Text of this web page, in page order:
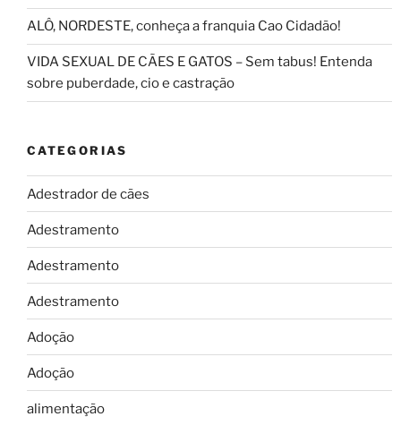
ALÔ, NORDESTE, conheça a franquia Cao Cidadão!
VIDA SEXUAL DE CÃES E GATOS – Sem tabus! Entenda
sobre puberdade, cio e castração
CATEGORIAS
Adestrador de cães
Adestramento
Adestramento
Adestramento
Adoção
Adoção
alimentação